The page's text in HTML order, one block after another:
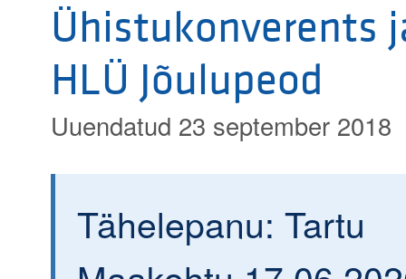
Ühistukonverents
HLÜ Jõulupeod
Uuendatud 23 september 2018
Tähelepanu: Tartu